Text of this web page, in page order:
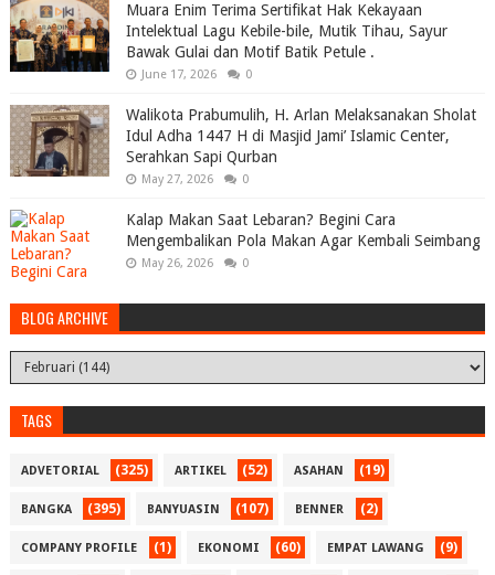
Muara Enim Terima Sertifikat Hak Kekayaan
Intelektual Lagu Kebile-bile, Mutik Tihau, Sayur
Bawak Gulai dan Motif Batik Petule .
June 17, 2026 0
Walikota Prabumulih, H. Arlan Melaksanakan Sholat
Idul Adha 1447 H di Masjid Jami’ Islamic Center,
Serahkan Sapi Qurban
May 27, 2026 0
Kalap Makan Saat Lebaran? Begini Cara
Mengembalikan Pola Makan Agar Kembali Seimbang
May 26, 2026 0
BLOG ARCHIVE
TAGS
ADVETORIAL (325) ARTIKEL (52) ASAHAN (19)
BANGKA (395) BANYUASIN (107) BENNER (2)
COMPANY PROFILE (1) EKONOMI (60) EMPAT LAWANG (9)